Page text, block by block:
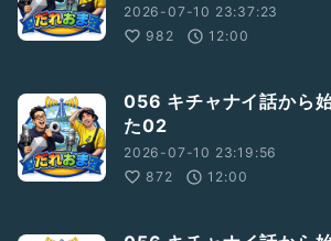
2026-07-10 23:37:23
982
12:00
056 キチャナイ話から
た02
2026-07-10 23:19:56
872
12:00